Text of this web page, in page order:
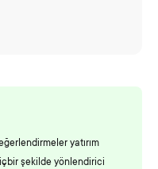
yatırım
şekilde yönlendirici